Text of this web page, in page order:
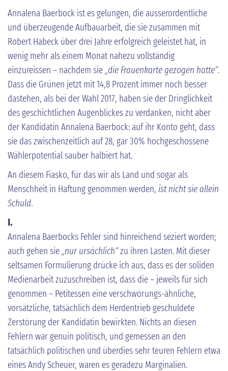
Annalena Baerbock ist es gelungen, die ausserordentliche
und überzeugende Aufbauarbeit, die sie zusammen mit
Robert Habeck über drei Jahre erfolgreich geleistet hat, in
wenig mehr als einem Monat nahezu vollständig
einzureissen – nachdem sie„die Frauenkarte gezogen hatte“.
Dass die Grünen jetzt mit 14,8 Prozent immer noch besser
dastehen, als bei der Wahl 2017, haben sie der Dringlichkeit
des geschichtlichen Augenblickes zu verdanken, nicht aber
der Kandidatin Annalena Baerbock: auf ihr Konto geht, dass
sie das zwischenzeitlich auf 28, gar 30% hochgeschossene
Wählerpotential sauber halbiert hat.
An diesem Fiasko, für das wir als Land und sogar als
Menschheit in Haftung genommen werden, ist nicht sie allein
Schuld.
I.
Annalena Baerbocks Fehler sind hinreichend seziert worden;
auch gehen sie„nur ursächlich“zu ihren Lasten. Mit dieser
seltsamen Formulierung drücke ich aus, dass es der soliden
Medienarbeit zuzuschreiben ist, dass die – jeweils für sich
genommen – Petitessen eine verschwörungs-ähnliche,
vorsätzliche, tatsächlich dem Herdentrieb geschuldete
Zerstörung der Kandidatin bewirkten. Nichts an diesen
Fehlern war genuin politisch, und gemessen an den
tatsächlich politischen und überdies sehr teuren Fehlern etwa
eines Andy Scheuer, waren es geradezu Marginalien.